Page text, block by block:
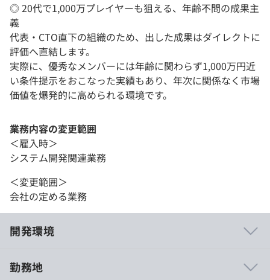
◎ 20代で1,000万プレイヤーも狙える、年齢不問の成果主
義
代表・CTO直下の組織のため、出した成果はダイレクトに
評価へ直結します。
実際に、優秀なメンバーには年齢に関わらず1,000万円近
い条件提示をおこなった実績もあり、年次に関係なく市場
価値を爆発的に高められる環境です。
業務内容の変更範囲
＜雇入時＞
システム開発関連業務
＜変更範囲＞
会社の定める業務
開発環境
勤務地